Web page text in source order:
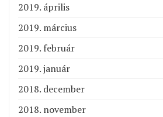
2019. április
2019. március
2019. február
2019. január
2018. december
2018. november